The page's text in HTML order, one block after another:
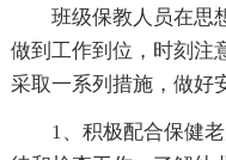
班级保教人员在思
做到工作到位，时刻注
采取一系列措施，做好
1、积极配合保健